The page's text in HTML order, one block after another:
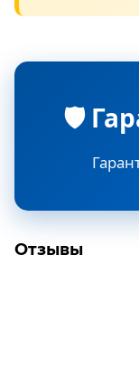
🛡️
Отзывы